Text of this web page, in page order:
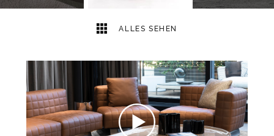
ALLES SEHEN